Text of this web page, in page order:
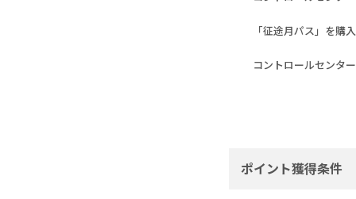
「征途月パス」を購入
コントロールセンタ
ポイント獲得条件